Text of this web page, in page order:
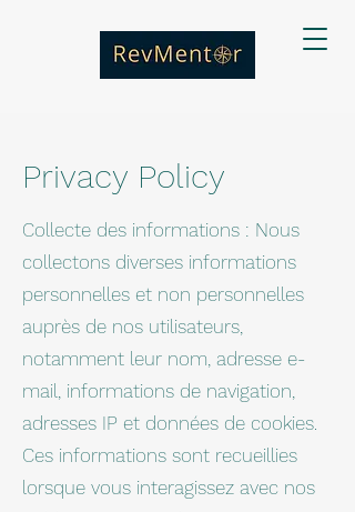
Privacy Policy
Collecte des informations : Nous
collectons diverses informations
personnelles et non personnelles
auprès de nos utilisateurs,
notamment leur nom, adresse e-
mail, informations de navigation,
adresses IP et données de cookies.
Ces informations sont recueillies
lorsque vous interagissez avec nos